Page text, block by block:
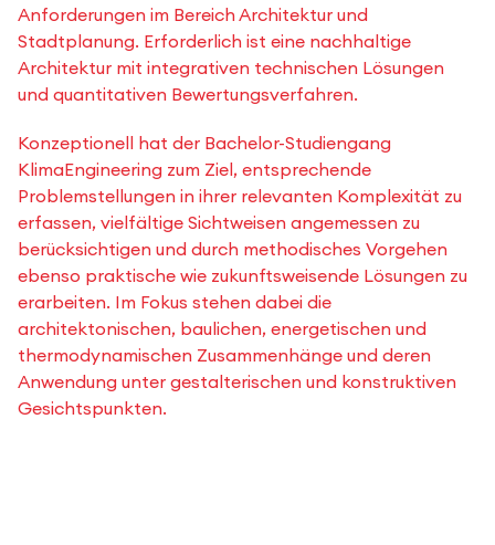
Anforderungen im Bereich Architektur und
Stadtplanung. Erforderlich ist eine nachhaltige
Architektur mit integrativen technischen Lösungen
und quantitativen Bewertungsverfahren.
Konzeptionell hat der Bachelor-Studiengang
KlimaEngineering zum Ziel, entsprechende
Problemstellungen in ihrer relevanten Komplexität zu
erfassen, vielfältige Sichtweisen angemessen zu
berücksichtigen und durch methodisches Vorgehen
ebenso praktische wie zukunftsweisende Lösungen zu
erarbeiten. Im Fokus stehen dabei die
architektonischen, baulichen, energetischen und
thermodynamischen Zusammenhänge und deren
Anwendung unter gestalterischen und konstruktiven
Gesichtspunkten.